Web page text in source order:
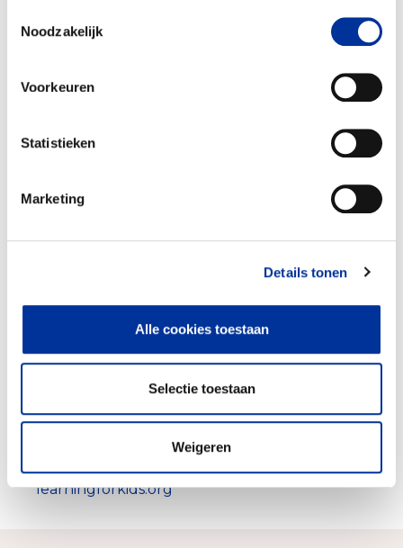
Noodzakelijk
Voorkeuren
Statistieken
Marketing
Details tonen
Alle cookies toestaan
Selectie toestaan
Weigeren
100%
Wij ontwikkelen een volledig lagere school
Baccalaureate standaarden.
De lessen worden zowel online als offline
aangeboden. Belangrijk voor scholen en
Afhankelijk van fondsen worden de lessen ook
in andere talen beschikbaar gesteld
learningforkids.org